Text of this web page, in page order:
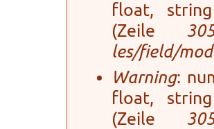
float,
(Zeile
les/field/
Warning:
float,
(Zeile